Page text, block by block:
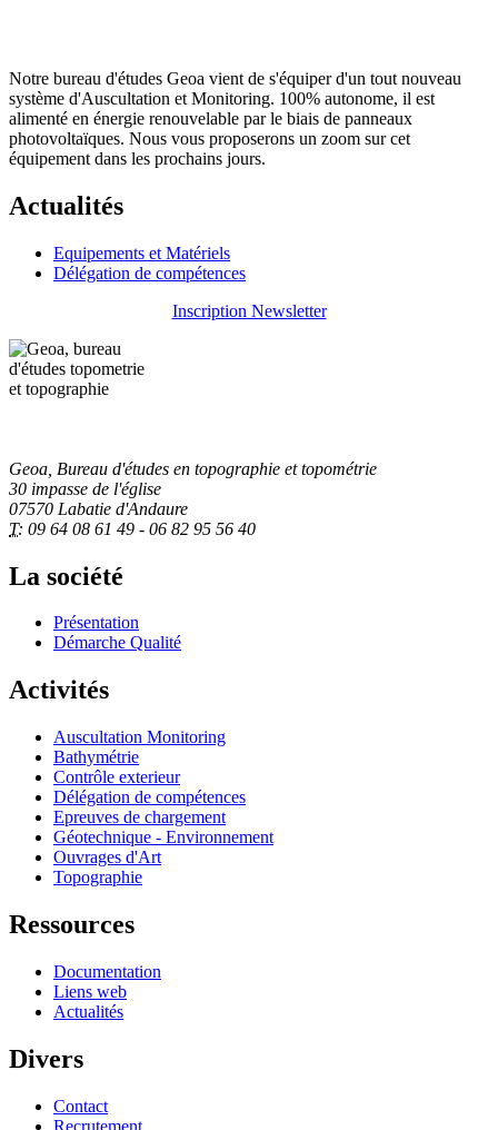
Notre bureau d'études Geoa vient de s'équiper d'un tout nouveau
système d'Auscultation et Monitoring. 100% autonome, il est
alimenté en énergie renouvelable par le biais de panneaux
photovoltaïques. Nous vous proposerons un zoom sur cet
équipement dans les prochains jours.
Actualités
Equipements et Matériels
Délégation de compétences
Inscription Newsletter
Geoa, Bureau d'études en topographie et topométrie
30 impasse de l'église
07570 Labatie d'Andaure
T: 09 64 08 61 49 - 06 82 95 56 40
La société
Présentation
Démarche Qualité
Activités
Auscultation Monitoring
Bathymétrie
Contrôle exterieur
Délégation de compétences
Epreuves de chargement
Géotechnique - Environnement
Ouvrages d'Art
Topographie
Ressources
Documentation
Liens web
Actualités
Divers
Contact
Recrutement